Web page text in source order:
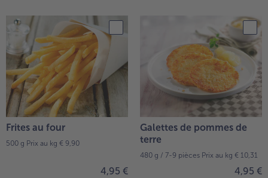
Frites au four
500 g Prix au kg € 9,90
4,95 €
Galettes de pommes de
terre
480 g / 7-9 pièces Prix au kg € 10,31
4,95 €